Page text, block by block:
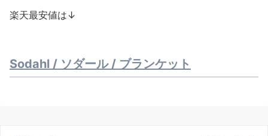
楽天最安値は↓
Sodahl / ソダール / ブランケット